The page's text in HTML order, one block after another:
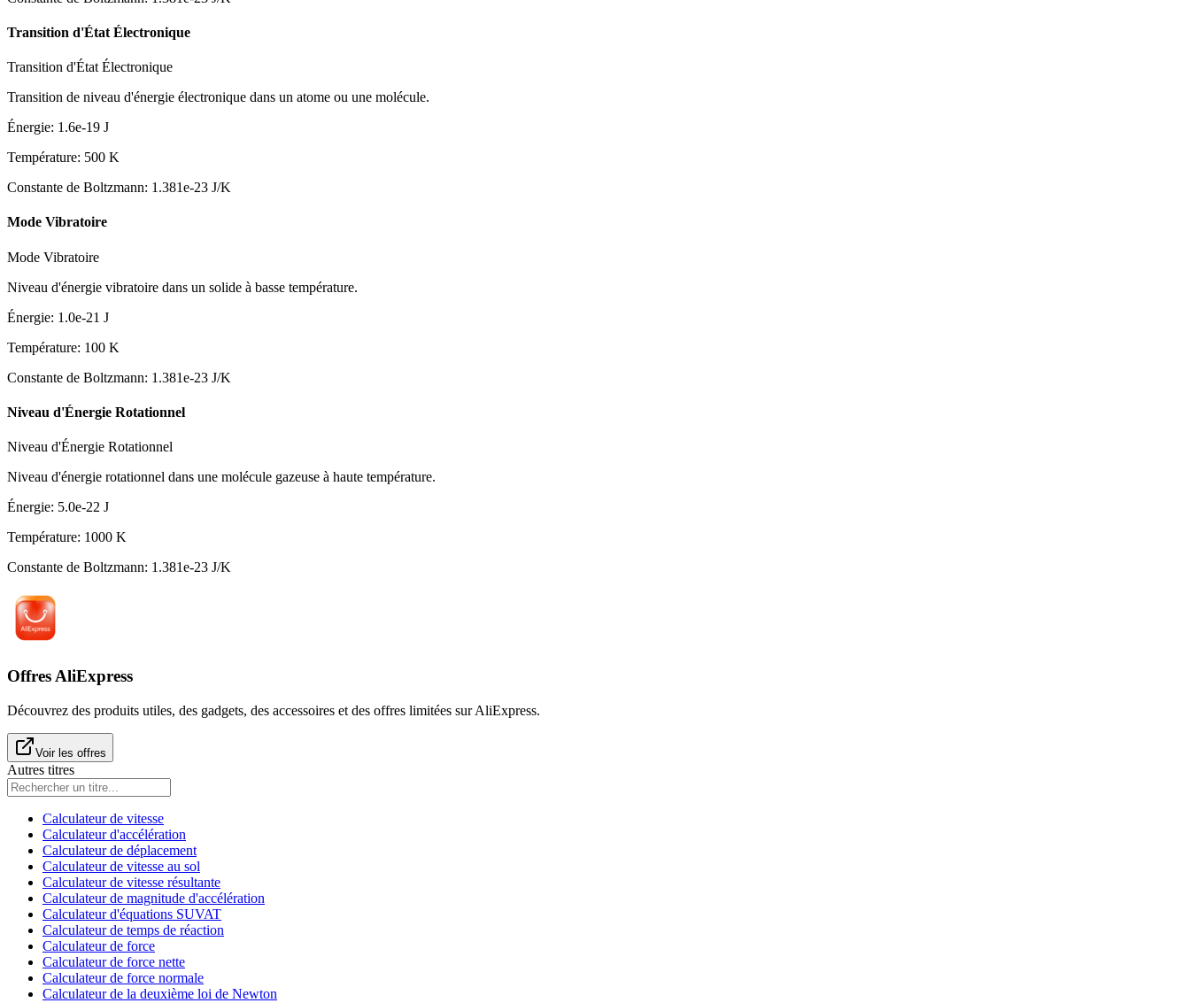
Transition d'État Électronique
Transition d'État Électronique
Transition de niveau d'énergie électronique dans un atome ou une molécule.
Énergie: 1.6e-19 J
Température: 500 K
Constante de Boltzmann: 1.381e-23 J/K
Mode Vibratoire
Mode Vibratoire
Niveau d'énergie vibratoire dans un solide à basse température.
Énergie: 1.0e-21 J
Température: 100 K
Constante de Boltzmann: 1.381e-23 J/K
Niveau d'Énergie Rotationnel
Niveau d'Énergie Rotationnel
Niveau d'énergie rotationnel dans une molécule gazeuse à haute température.
Énergie: 5.0e-22 J
Température: 1000 K
Constante de Boltzmann: 1.381e-23 J/K
Offres AliExpress
Découvrez des produits utiles, des gadgets, des accessoires et des offres limitées sur AliExpress.
Voir les offres
Autres titres
Calculateur de vitesse
Calculateur d'accélération
Calculateur de déplacement
Calculateur de vitesse au sol
Calculateur de vitesse résultante
Calculateur de magnitude d'accélération
Calculateur d'équations SUVAT
Calculateur de temps de réaction
Calculateur de force
Calculateur de force nette
Calculateur de force normale
Calculateur de la deuxième loi de Newton